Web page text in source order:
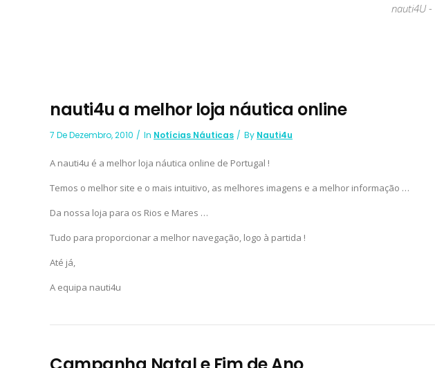
nauti4U -
nauti4u a melhor loja náutica online
7 De Dezembro, 2010 In Notícias Náuticas By Nauti4u
A nauti4u é a melhor loja náutica online de Portugal !
Temos o melhor site e o mais intuitivo, as melhores imagens e a melhor informação …
Da nossa loja para os Rios e Mares …
Tudo para proporcionar a melhor navegação, logo à partida !
Até já,
A equipa nauti4u